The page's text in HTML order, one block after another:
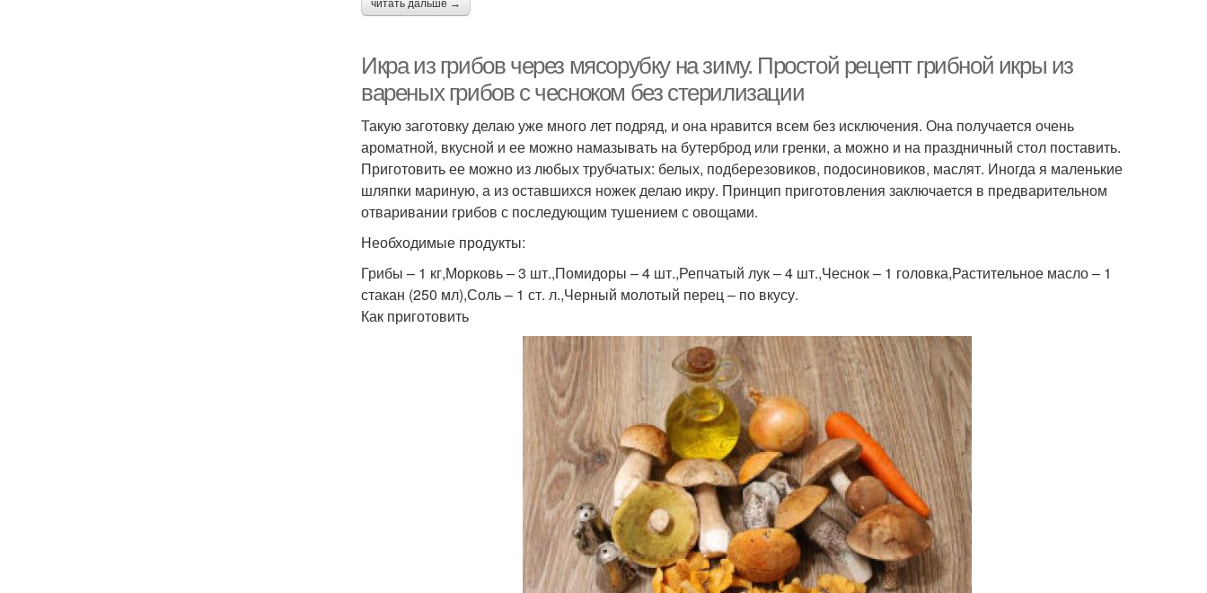
читать дальше →
Икра из грибов через мясорубку на зиму. Простой рецепт грибной икры из
вареных грибов с чесноком без стерилизации
Такую заготовку делаю уже много лет подряд, и она нравится всем без исключения. Она получается очень
ароматной, вкусной и ее можно намазывать на бутерброд или гренки, а можно и на праздничный стол поставить.
Приготовить ее можно из любых трубчатых: белых, подберезовиков, подосиновиков, маслят. Иногда я маленькие
шляпки мариную, а из оставшихся ножек делаю икру. Принцип приготовления заключается в предварительном
отваривании грибов с последующим тушением с овощами.
Необходимые продукты:
Грибы – 1 кг,Морковь – 3 шт.,Помидоры – 4 шт.,Репчатый лук – 4 шт.,Чеснок – 1 головка,Растительное масло – 1
стакан (250 мл),Соль – 1 ст. л.,Черный молотый перец – по вкусу.
Как приготовить